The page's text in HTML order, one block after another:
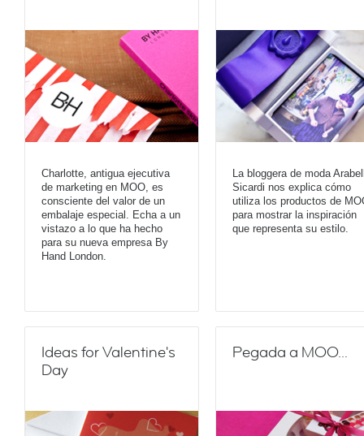
Charlotte, antigua ejecutiva
de marketing en MOO, es
consciente del valor de un
embalaje especial. Echa a un
vistazo a lo que ha hecho
para su nueva empresa By
Hand London.
La bloggera de moda
Sicardi nos explica cómo
utiliza los productos de
para mostrar la inspiración
que representa su estilo.
Ideas for Valentine's
Day
Pegada a MOO...